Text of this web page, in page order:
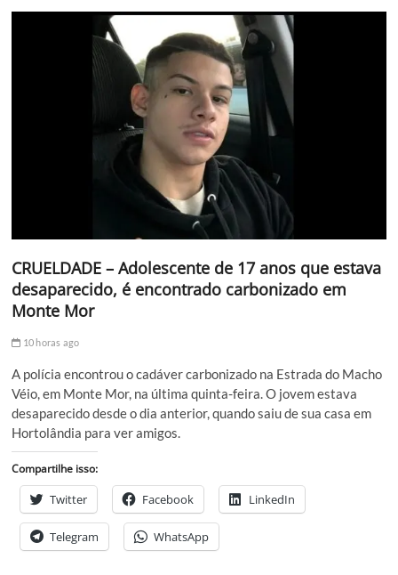
CRUELDADE – Adolescente de 17 anos que estava
desaparecido, é encontrado carbonizado em
Monte Mor
10 horas ago
A polícia encontrou o cadáver carbonizado na Estrada do Macho
Véio, em Monte Mor, na última quinta-feira. O jovem estava
desaparecido desde o dia anterior, quando saiu de sua casa em
Hortolândia para ver amigos.
Compartilhe isso:
Twitter Facebook LinkedIn
Telegram WhatsApp